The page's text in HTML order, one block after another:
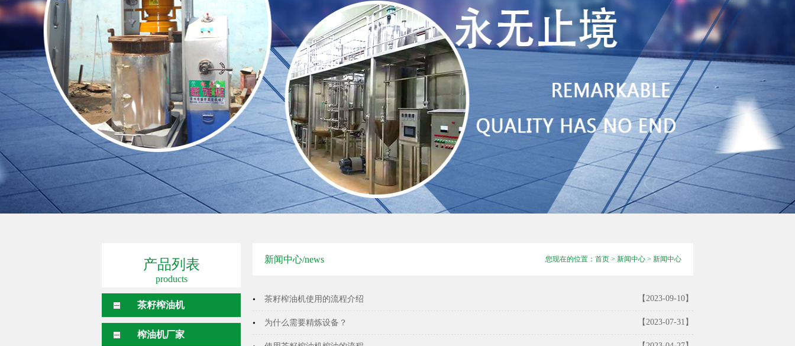
1
产品列表
products
茶籽榨油机
榨油机厂家
新闻中心/news 您现在的位置： 首页 > 新闻中心 > 新闻中心
茶籽榨油机使用的流程介绍 【2023-09-10】
为什么需要精炼设备？ 【2023-07-31】